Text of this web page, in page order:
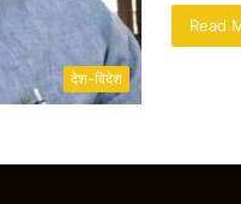
देश-विदेश
Read